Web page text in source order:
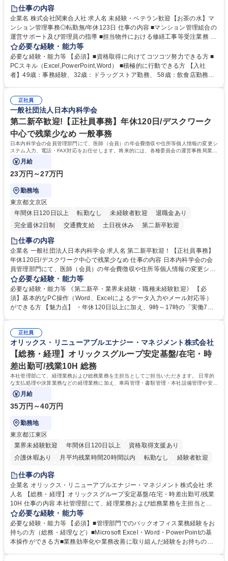
仕事の内容
企業名 株式会社関東合人社 求人名 未経験・ベテラン歓迎【お茶の水】マ
ンション管理事務◎転勤無/年休123日 仕事の内容 ■マンション管理組合の
運営サポート及び管理員の指導 ■担当物件における修繕工事等受注業務 ■
事務所内での事務業務等 ★異業界からの転職者が多数活躍しています
【年収補足】532万円 ＋別途インセンティヴで平均約100万円/年（昨年度
実績） ＋管理業務主任者資格手当50,000円/月 ★親会社である株式会社合
人社計画研究所社のグループ会社として、質の高いサービスと適性価格を
無/年休123日
必要な経験・能力等
必要な経験・能力等 【必須】■資格取得に向けてコツコツ努力できる方 ■
PCスキル（Excel,PowerPoint,Word） ■積極的に行動できる方 【入社
者】49歳：事務経験、32歳：ドラッグストア勤務、 58歳：飲食店勤務
得出来ております！ 【魅力】■フレックス制度、未経験からでも下限年収
を一律支給！ ■管理業務主任者資格取得後には50,000円/月の手当あり！
学歴・資格 学歴：大学院 大学 高専 短大 専修学校 高校 語学力： 資格：第
一種運転免許普通自動車
正社員
一般社団法人日本内科学会
第二新卒歓迎!【正社員事務】年休120日/デスクワーク
中心で残業少なめ 一般事務
日本内科学会の会員管理部門にて、医師（会員）の年会費徴収や住所等個人情報の変更シ
ステム入力、電話・FAX対応をお任せします。将来的には、各種委員会の運営事務局業務
などにも幅広く携わっていただきます。
月給
23万円～27万円
勤務地
東京都文京区
年間休日120日以上
転勤なし 未経験者歓迎
退職金あり
完全週休2日制
交通費支給 土日祝休み 第二新卒歓迎
仕事の内容
企業名 一般社団法人日本内科学会 求人名 第二新卒歓迎！【正社員事務】
年休120日/デスクワーク中心で残業少なめ 仕事の内容 日本内科学会の会
員管理部門にて、医師（会員）の年会費徴収や住所等個人情報の変更シス
テム入力、電話・FAX対応をお任せします。将来的には、各種委員会の運
営事務局業務などにも幅広く携わっていただきます。 【会員管理・データ
入力業務】 ・医師（会員）の住所変更、個人情報のシステム登録・更新
・年会費の徴収管理や入金データの照合確認 【問い合わせ対応】 ・会員
年休120日/デスクワーク中心で残業少なめ
必要な経験・能力等
必要な経験・能力等 《第二新卒・業界未経験・職種未経験歓迎》 【必
須】基本的なPC操作（Word、Excelによるデータ入力やメール対応等）
ができる方 【魅力点】 ・年休120日以上に加え、9時～17時の「実働7時
整、資料作成、当日の運営サポート 学歴・資格 学歴：大学院 大学 語学
力： 資格：
正社員
オリックス・リニューアブルエナジー・マネジメント株式会社
【総務・経理】オリックスグループ安定基盤/在宅・時
差出勤可/残業10H 総務
本社管理部にて、経理業務および総務業務を主担当としてご担当いただきます。 日常的
な支払処理や決算業務などの経理業務に加え、車両管理・書類管理・本社設備管理や安全
対策など幅広い総務業務もお任せします。
月給
35万円～40万円
勤務地
東京都江東区
業界未経験歓迎
年間休日120日以上
資格取得支援あり
介護休暇あり
月平均残業時間20時間以内 転勤なし
経験者歓迎
研修あり
在宅OK
駅近5分以内
資格取得手当あり 土日祝休み
仕事の内容
企業名 オリックス・リニューアブルエナジー・マネジメント株式会社 求
人名 【総務・経理】オリックスグループ安定基盤/在宅・時差出勤可/残業
10H 仕事の内容 本社管理部にて、経理業務および総務業務を主担当とし
てご担当いただきます。 日常的な支払処理や決算業務などの経理業務に加
え、車両管理・書類管理・本社設備管理や安全対策など幅広い総務業務も
お任せします。 業務効率化や業務改善の提案・推進にも積極的に取り組ん
でいただくことを期待しています。 【総務】※実務業務における業務改善
必要な経験・能力等
必要な経験・能力等 【必須】■管理部門でのバックオフィス業務経験をお
持ちの方（総務・経理など）■Microsoft Excel・Word・PowerPointの基
本操作ができる方■業務効率化や業務改善に取り組んだ経験をお持ちの方